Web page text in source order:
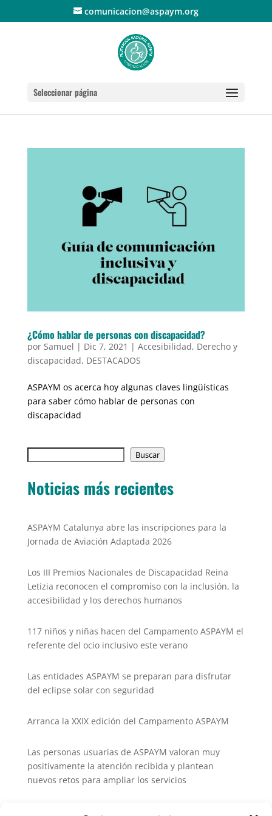
comunicacion@aspaym.org
Seleccionar página
¿Cómo hablar de personas con discapacidad?
por Samuel | Dic 7, 2021 | Accesibilidad, Derecho y
discapacidad, DESTACADOS
ASPAYM os acerca hoy algunas claves lingüísticas
para saber cómo hablar de personas con
discapacidad
Buscar
Noticias más recientes
ASPAYM Catalunya abre las inscripciones para la
Jornada de Aviación Adaptada 2026
Los III Premios Nacionales de Discapacidad Reina
Letizia reconocen el compromiso con la inclusión, la
accesibilidad y los derechos humanos
117 niños y niñas hacen del Campamento ASPAYM el
referente del ocio inclusivo este verano
Las entidades ASPAYM se preparan para disfrutar
del eclipse solar con seguridad
Arranca la XXIX edición del Campamento ASPAYM
Las personas usuarias de ASPAYM valoran muy
positivamente la atención recibida y plantean
nuevos retos para ampliar los servicios